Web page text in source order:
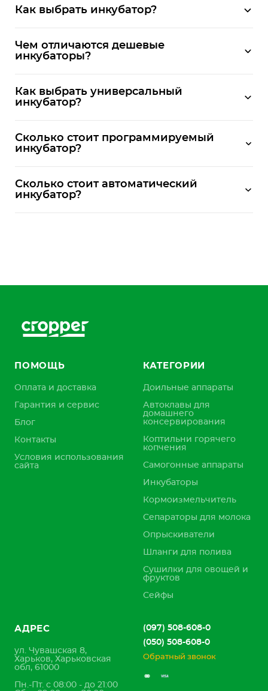
Как выбрать инкубатор?
Чем отличаются дешевые
инкубаторы?
Как выбрать универсальный
инкубатор?
Сколько стоит программируемый
инкубатор?
Сколько стоит автоматический
инкубатор?
ПОМОЩЬ
Оплата и доставка
Гарантия и сервис
Блог
Контакты
Условия использования
сайта
КАТЕГОРИИ
Доильные аппараты
Автоклавы для
домашнего
консервирования
Коптильни горячего
копчения
Самогонные аппараты
Инкубаторы
Кормоизмельчитель
Сепараторы для молока
Опрыскиватели
Шланги для полива
Сушилки для овощей и
фруктов
Сейфы
АДРЕС
ул. Чувашская 8,
Харьков, Харьковская
обл, 61000
Пн.-Пт. с 08:00 - до 21:00
(097) 508-608-0
(050) 508-608-0
Обратный звонок